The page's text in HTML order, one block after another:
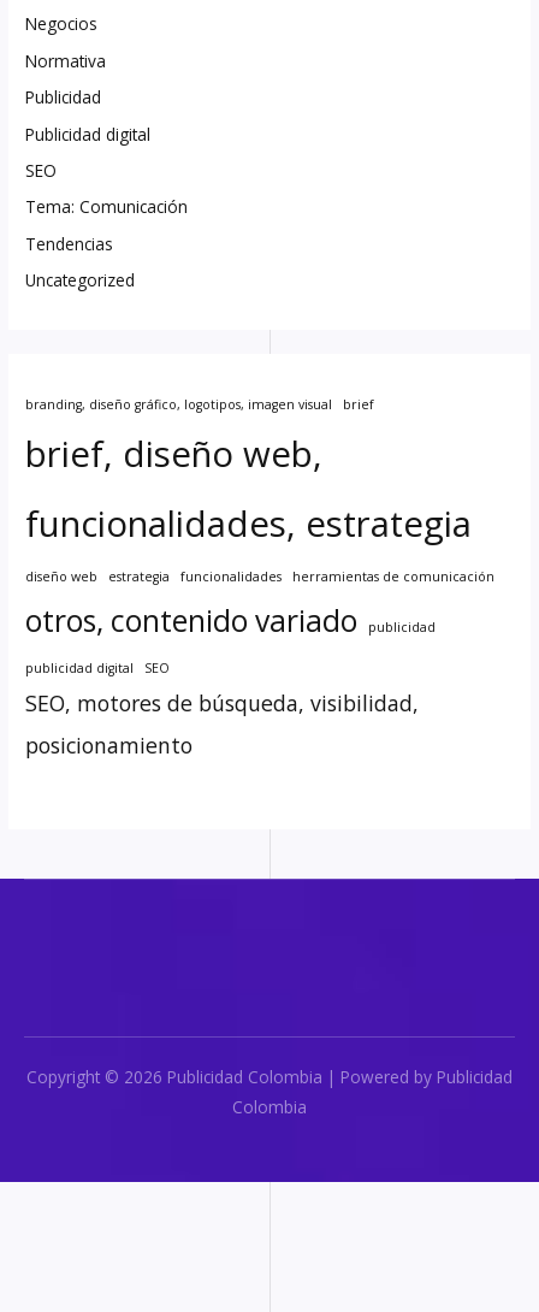
Negocios
Normativa
Publicidad
Publicidad digital
SEO
Tema: Comunicación
Tendencias
Uncategorized
branding, diseño gráfico, logotipos, imagen visual brief
brief, diseño web,
funcionalidades, estrategia
diseño web estrategia funcionalidades herramientas de comunicación
otros, contenido variado publicidad
publicidad digital SEO
SEO, motores de búsqueda, visibilidad,
posicionamiento
Copyright © 2026 Publicidad Colombia | Powered by Publicidad
Colombia